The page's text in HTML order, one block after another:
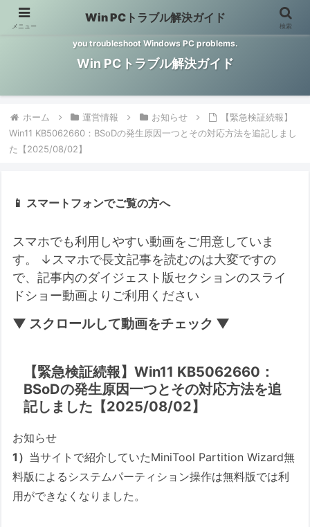
Windows PCのトラブル解決をお手伝いするサイトです。 This site helps
you troubleshoot Windows PC problems.
Win PCトラブル解決ガイド
ホーム 運営情報 お知らせ
【緊急検証続報】
Win11 KB5062660：BSoDの発生原因一つとその対応方法を追記しまし
た【2025/08/02】
📱 スマートフォンでご覧の方へ
スマホでも利用しやすい動画をご用意していま
す。
↓スマホで長文記事を読むのは大変ですの
で、記事内のダイジェスト版セクションのスライ
ドショー動画よりご利用ください
▼ スクロールして動画をチェック ▼
【緊急検証続報】Win11 KB5062660：
BSoDの発生原因一つとその対応方法を追
記しました【2025/08/02】
お知らせ
1） 当サイトで紹介していたMiniTool Partition Wizard無
料版によるシステムパーティション操作は無料版では利
用ができなくなりました。
メニュー
Win PCトラブル解決ガイド
検索